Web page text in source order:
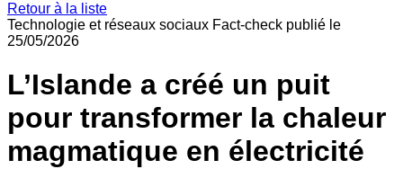
Retour à la liste
Technologie et réseaux sociaux Fact-check publié le
25/05/2026
L’Islande a créé un puit
pour transformer la chaleur
magmatique en électricité